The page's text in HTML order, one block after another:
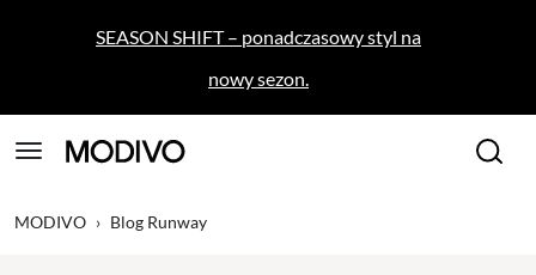
SEASON SHIFT – ponadczasowy styl na
nowy sezon.
MODIVO › Blog Runway